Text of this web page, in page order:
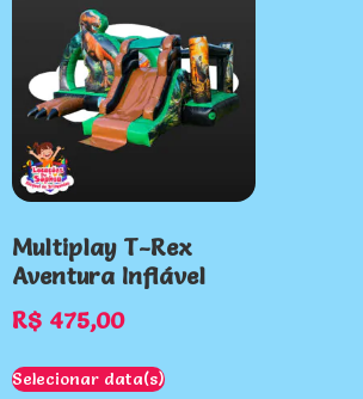
Multiplay T-Rex
Aventura Inflável
R$ 475,00
Selecionar data(s)